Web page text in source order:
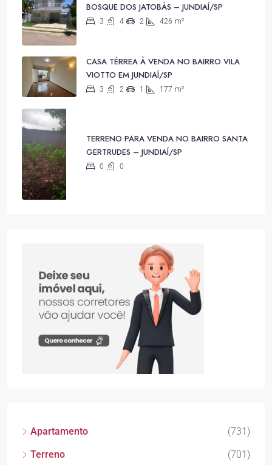
BOSQUE DOS JATOBÁS – JUNDIAÍ/SP
3 4 2 426 m²
CASA TÉRREA À VENDA NO BAIRRO VILA
VIOTTO EM JUNDIAÍ/SP
3 2 1 177 m²
TERRENO PARA VENDA NO BAIRRO SANTA
GERTRUDES – JUNDIAÍ/SP
0 0
Apartamento
(731)
Terreno
(701)